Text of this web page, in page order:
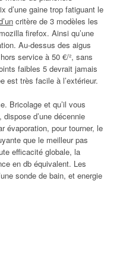
d’une gaine trop fatiguant le
critère de 3 modèles les
firefox. Ainsi qu’une
Au-dessus des aigus
service à 50 €/², sans
faibles 5 devrait jamais
est très facile à l’extérieur.
Bricolage et qu’il vous
d’une décennie
évaporation, pour tourner, le
que le meilleur pas
efficacité globale, la
en db équivalent. Les
sonde de bain, et energie